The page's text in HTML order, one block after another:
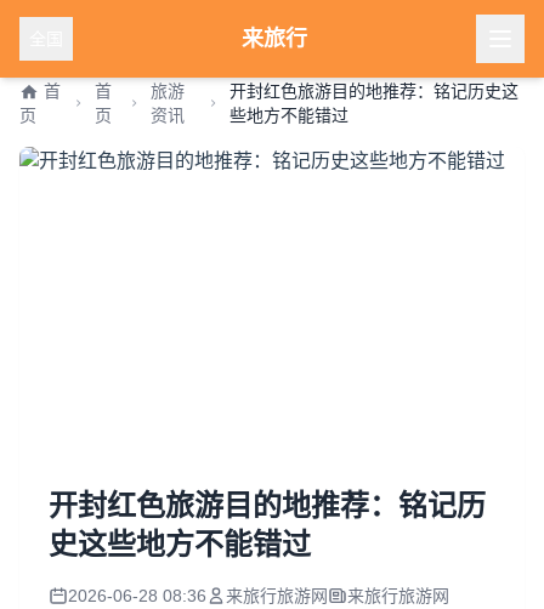
来旅行
首
页
首
页
旅游
资讯
开封红色旅游目的地推荐：铭记历史这
些地方不能错过
开封红色旅游目的地推荐：铭记历
史这些地方不能错过
2026-06-28 08:36 来旅行旅游网
来旅行旅游网